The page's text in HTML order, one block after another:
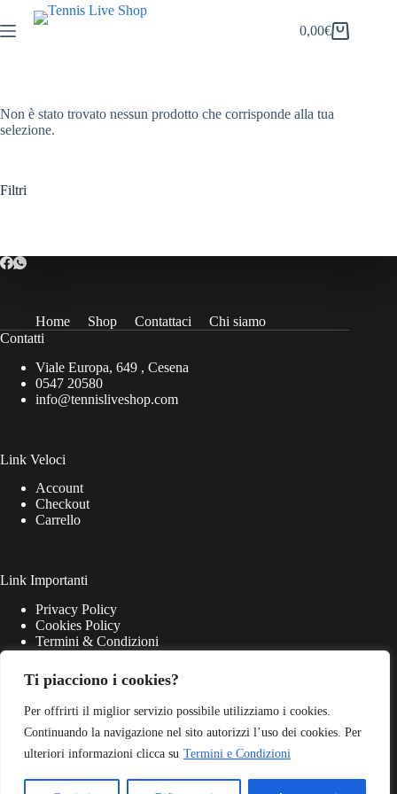
Ti piacciono i cookies?
Per offrirti il miglior servizio possibile utilizziamo i cookies.
Continuando la navigazione nel sito autorizzi l’uso dei cookies. Per
ulteriori informazioni clicca su Termini e Condizioni
al
contenuto
Carrello
0,00€
Non è stato trovato nessun prodotto che corrisponde alla tua
selezione.
Filtri
Home Shop Contattaci
Chi siamo
Contatti
Viale Europa, 649 , Cesena
0547 20580
info@tennisliveshop.com
Link Veloci
Account
Checkout
Carrello
Link Importanti
Privacy Policy
Cookies Policy
Termini & Condizioni